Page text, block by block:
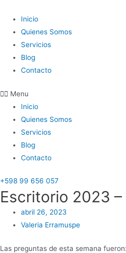
contenido
Inicio
Quienes Somos
Servicios
Blog
Contacto
Menu
Inicio
Quienes Somos
Servicios
Blog
Contacto
+598 99 656 057
Escritorio 2023 –
abril 26, 2023
Valeria Erramuspe
Las preguntas de esta semana fueron: